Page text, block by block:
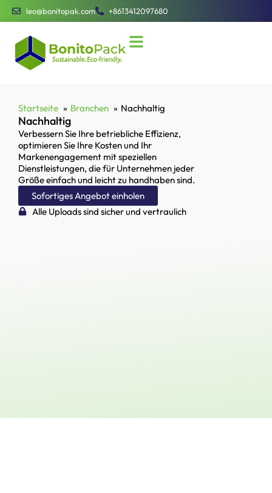
leo@bonitopak.com +8613412097680
Startseite Branchen Nachhaltig
Nachhaltig
Verbessern Sie Ihre betriebliche Effizienz,
optimieren Sie Ihre Kosten und Ihr
Markenengagement mit speziellen
Dienstleistungen, die für Unternehmen jeder
Größe einfach und leicht zu handhaben sind.
Sofortiges Angebot einholen
Alle Uploads sind sicher und vertraulich